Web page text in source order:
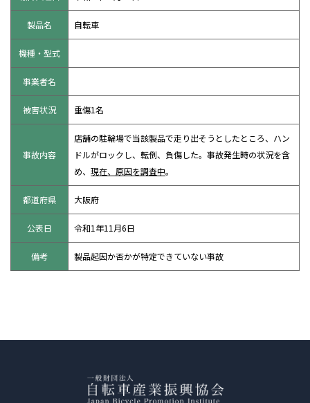
製品名 自転車
機種・型式
事業者名
被害状況 重傷1名
事故内容
店舗の駐輪場で当該製品で走り出そうとしたところ、ハン
ドルがロックし、転倒、負傷した。事故発生時の状況を含
め、現在、原因を調査中。
都道府県 大阪府
公表日 令和1年11月6日
備考 製品起因か否かが特定できていない事故